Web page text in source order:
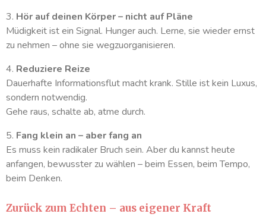
3. Hör auf deinen Körper – nicht auf Pläne
Müdigkeit ist ein Signal. Hunger auch. Lerne, sie wieder ernst
zu nehmen – ohne sie wegzuorganisieren.
4. Reduziere Reize
Dauerhafte Informationsflut macht krank. Stille ist kein Luxus,
sondern notwendig.
Gehe raus, schalte ab, atme durch.
5. Fang klein an – aber fang an
Es muss kein radikaler Bruch sein. Aber du kannst heute
anfangen, bewusster zu wählen – beim Essen, beim Tempo,
beim Denken.
Zurück zum Echten – aus eigener Kraft